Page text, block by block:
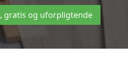
gratis og uforpligtende